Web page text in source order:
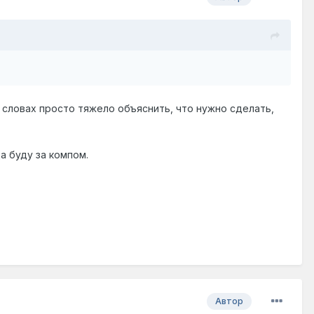
просто тяжело объяснить, что нужно сделать,
буду за компом.
Автор